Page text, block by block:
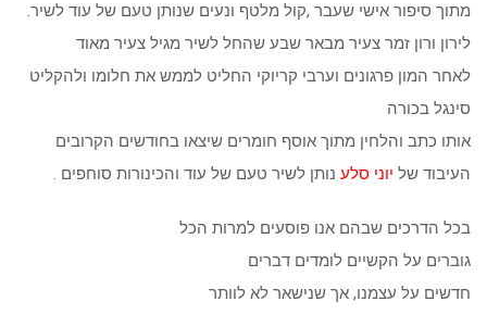
מתוך סיפור אישי שעבר ,קול מלטף ונעים שנותן טעם של עוד לשיר.
לירון ורון זמר צעיר מבאר שבע שהחל לשיר מגיל צעיר מאוד
לאחר המון פרגונים וערבי קריוקי החליט לממש את חלומו ולהקליט
סינגל בכורה
אותו כתב והלחין מתוך אוסף חומרים שיצאו בחודשים הקרובים
העיבוד של יוני סלע נותן לשיר טעם של עוד והכינורות סוחפים .
בכל הדרכים שבהם אנו פוסעים למרות הכל
גוברים על הקשיים לומדים דברים
חדשים על עצמנו, אך שנישאר לא לוותר